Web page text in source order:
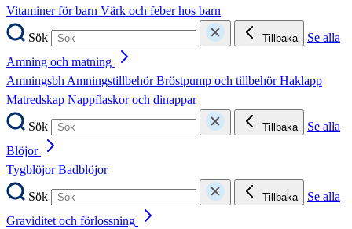
Vitaminer för barn Värk och feber hos barn
Sök
Tillbaka
Se alla
Amning och matning
AmningsbhAmningstillbehörBröstpump och tillbehörHaklapp
Matredskap Nappflaskor och dinappar
Sök
Tillbaka
Se alla
Blöjor
TygblöjorBadblöjor
Sök
Tillbaka
Se alla
Graviditet och förlossning